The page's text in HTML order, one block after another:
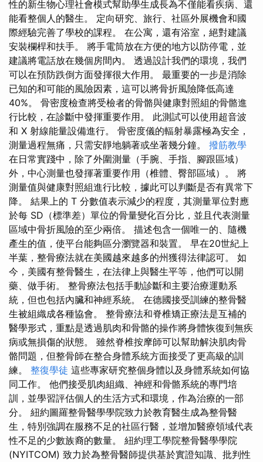
性的新生物心理社會模式幫助學生成長為不僅能看疾病、還
能看整個人的醫生。 定向研究、旅行、社區外展機會和國
際經驗完善了學校的課程。 在公寓，還有浴室，絕對建議
安裝欄桿和扶手。 將手電筒放在方便的地方以防停電，並
建議將電話放在幾個房間內。 透過設計我們的環境，我們
可以在預防跌倒方面發揮很大作用。 最重要的一步是消除
已知的和可能的風險因素，這可以將骨折風險降低高達
40%。 骨密度檢查將受檢者的骨骼與健康對照組的骨骼進
行比較，在診斷中發揮重要作用。 此測試可以使用超音波
和 X 射線能量設備進行。 骨密度儀的輻射暴露極為安全，
測量過程無痛，只需安靜地躺著或坐著幾分鐘。 撥筋教學
在日常實踐中，除了外圍測量（手腕、手指、腳跟區域）
外，中心測量也發揮著重要作用（椎體、臀部區域）。 將
測量值與健康對照組進行比較，據此可以判斷是否有異常下
降。 結果上的 T 分數值表示減少的程度，其測量單位對應
於每 SD（標準差）單位的骨量變化百分比，並且代表測量
區域中骨折風險的至少兩倍。 描述包含一個唯一的、隨機
產生的值，使平台能夠區分瀏覽器和裝置。 早在20世紀上
半葉，整骨療法就在美國越來越多的州獲得法律認可。 如
今，美國有整骨醫生，在法律上與醫生平等，他們可以開
藥、做手術。 整骨療法包括手動診斷和主要治療運動系
統，但也包括內臟和神經系統。 在德國接受訓練的整骨醫
生被組織成各種協會。 整骨療法和脊椎矯正療法是互補的
醫學形式，重點是透過肌肉和骨骼的操作將身體恢復到無疾
病或無損傷的狀態。 雖然脊椎按摩師可以幫助解決肌肉骨
骼問題，但整骨師在整合身體系統方面接受了更高級的訓
練。 整復學徒 這些專家研究整個身體以及身體系統如何協
同工作。 他們接受肌肉組織、神經和骨骼系統的專門培
訓，並學習評估個人的生活方式和環境，作為治療的一部
分。 紐約圖羅整骨醫學學院致力於教育醫生成為整骨醫
生，特別強調在服務不足的社區行醫，並增加醫療領域代表
性不足的少數族裔的數量。 紐約理工學院整骨醫學學院
(NYITCOM) 致力於為整骨醫師提供基於實證知識、批判性